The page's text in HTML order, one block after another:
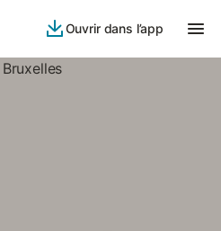
Ouvrir dans l’app